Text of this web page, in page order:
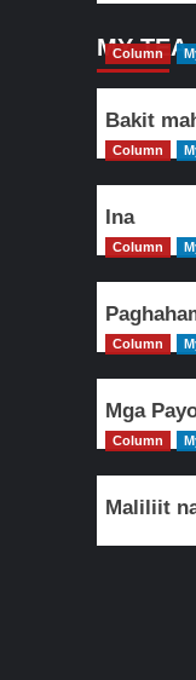
MY TEA
Column
Bakit
Column
Ina
Column
Column
Mga
Column
Maliliit